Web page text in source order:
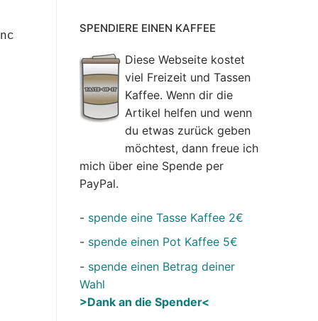
SPENDIERE EINEN KAFFEE
Diese Webseite kostet
viel Freizeit und Tassen
Kaffee. Wenn dir die
Artikel helfen und wenn
du etwas zurück geben
möchtest, dann freue ich
mich über eine Spende per
PayPal.
- spende eine Tasse Kaffee 2€
- spende einen Pot Kaffee 5€
- spende einen Betrag deiner
Wahl
>Dank an die Spender<